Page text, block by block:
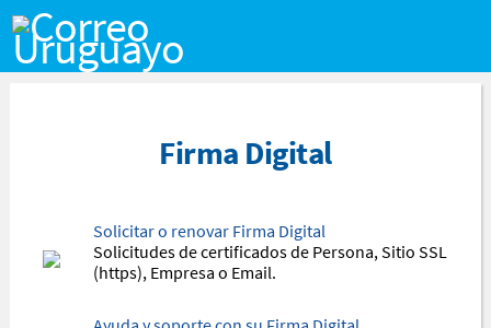
Saltar al contenido
Firma Digital
Solicitar o renovar Firma Digital
Solicitudes de certificados de Persona, Sitio SSL
(https), Empresa o Email.